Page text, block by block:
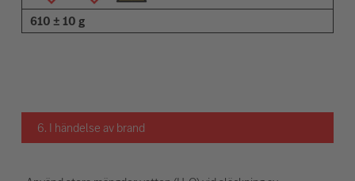
610 ± 10 g
6. I händelse av brand